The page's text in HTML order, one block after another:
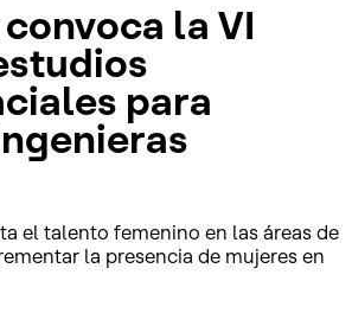
la VI
para
el talento femenino en las áreas de
la presencia de mujeres en